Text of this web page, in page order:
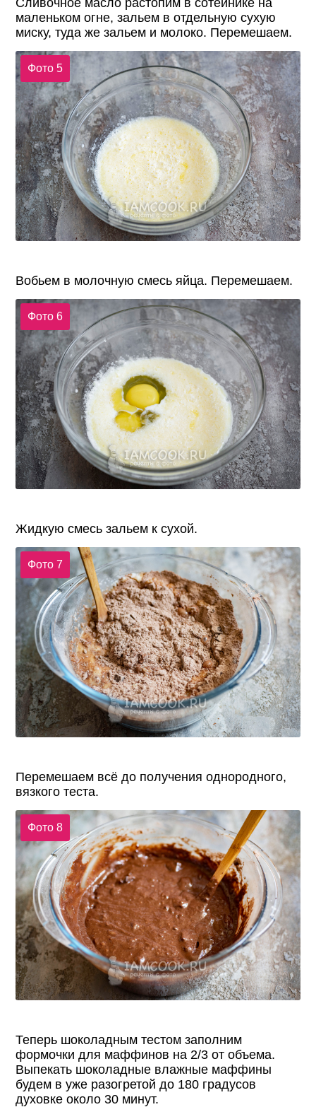
маленьком огне, зальем в отдельную сухую
миску, туда же зальем и молоко. Перемешаем.
Фото 5
Вобьем в молочную смесь яйца. Перемешаем.
Фото 6
Жидкую смесь зальем к сухой.
Фото 7
Перемешаем всё до получения однородного,
вязкого теста.
Фото 8
Теперь шоколадным тестом заполним
формочки для маффинов на 2/3 от объема.
Выпекать шоколадные влажные маффины
будем в уже разогретой до 180 градусов
духовке около 30 минут.